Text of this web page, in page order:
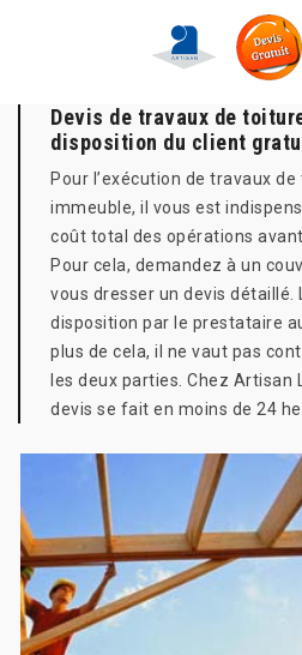
Devis de travaux de
disposition du client
Pour l’exécution de travaux
immeuble, il vous est
coût total des opérations
Pour cela, demandez à un
vous dresser un devis détaillé.
disposition par le prestataire
plus de cela, il ne vaut pas
les deux parties. Chez
devis se fait en moins de 24